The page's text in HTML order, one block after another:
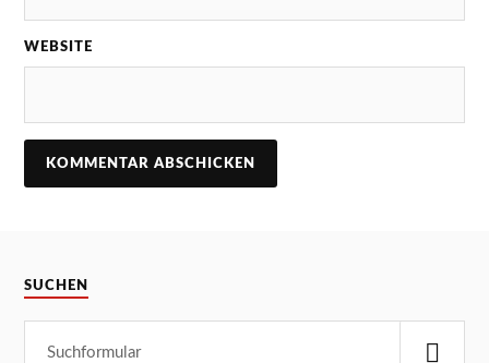
WEBSITE
SUCHEN